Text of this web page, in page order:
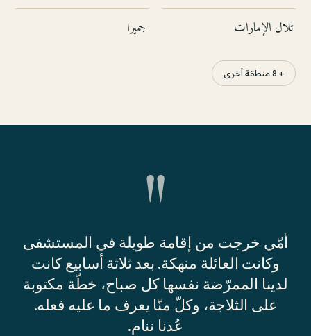
تلال الإمارات
جميرا
+ 8 منطقة أخرى
"
أمّي خرجت من إقامة طويلة في المستشفى
وكانت العائلة منهكة. بعد ثلاثة أسابيع كانت
لدينا الممرّضة نفسها كل صباح، خطّة مكتوبة
على الثلاجة، وكلّ منّا يعرف ما عليه فعله.
عُدنا ننام.